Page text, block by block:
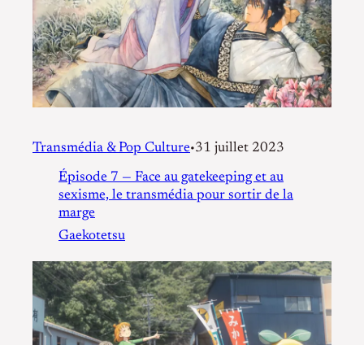
Transmédia & Pop Culture•31 juillet 2023
Épisode 7 — Face au gatekeeping et au
sexisme, le transmédia pour sortir de la
marge
Gaekotetsu